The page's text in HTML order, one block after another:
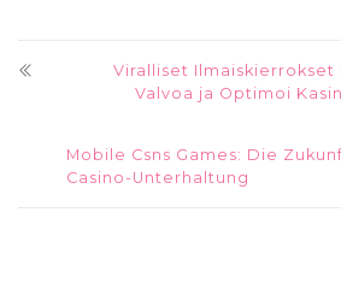
Viralliset Ilmaiskierrokset
Valvoa ja Optimoi
Mobile Csns Games: Die
Casino-Unterhaltung